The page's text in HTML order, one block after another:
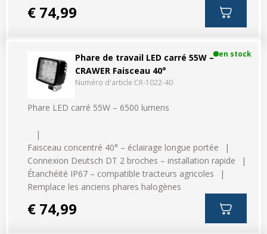
€ 74,99
Phare de travail LED carré 55W –
CRAWER Faisceau 40°
Numéro d'article:CR-1022-40
en stock
Phare LED carré 55W – 6500 lumens
Faisceau concentré 40° – éclairage longue portée
Connexion Deutsch DT 2 broches – installation rapide
Étanchéité IP67 – compatible tracteurs agricoles
Remplace les anciens phares halogènes
€ 74,99